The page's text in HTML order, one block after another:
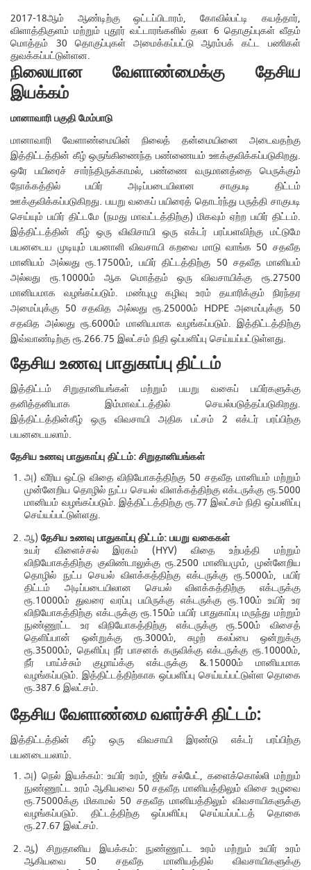
2017-18ஆம் ஆண்டிற்கு ஒட்டப்பிடாரம், கோவில்பட்டி கயத்தார்,
விளாத்திகுளம் மற்றும் புதூர் வட்டாரங்களில் தலா 6 தொகுப்புகள் வீதம்
மொத்தம் 30 தொகுப்புகள் அமைக்கப்பட்டு ஆரம்பக் கட்ட பணிகள்
துவக்கப்பட்டுள்ளன.
நிலையான வேளாண்மைக்கு தேசிய
இயக்கம்
மானாவாரி பகுதி மேம்பாடு
மானாவாரி வேளாண்மையின் நிலைத் தன்மையினை அடைவதற்கு
இத்திட்டத்தின் கீழ் ஒருங்கிணைந்த பண்ணையம் ஊக்குவிக்கப்படுகிறது.
ஒரே பயிரைச் சார்ந்திருக்காமல், பண்ணை வருமானத்தை பெருக்கும்
நோக்கத்தில் பயிர் அடிப்படையிலான சாகுபடி திட்டம்
ஊக்குவிக்கப்படுகிறது. பயறு வகைப் பயிரைத் தொடர்ந்து பருத்தி சாகுபடி
செய்யும் பயிர் திட்டமே (நமது மாவட்டத்திற்கு) மிகவும் ஏற்ற பயிர் திட்டம்.
இத்திட்டத்தின் கீழ் ஒரு விவிசாயி ஒரு எக்டர் பரப்பளவிற்கு மட்டுமே
பயனடைய முடியும் பயனாளி விவசாயி கறவை மாடு வாங்க 50 சதவீத
மானியம் அல்லது ரூ.17500ம், பயிர் திட்டத்திற்கு 50 சதவீத மானியம்
அல்லது ரூ.10000ம் ஆக மொத்தம் ஒரு விவசாயிக்கு ரூ.27500
மானியமாக வழங்கப்படும். மண்புழு கழிவு உரம் தயாரிக்கும் நிரந்தர
அமைப்புக்கு 50 சதவித அல்லது ரூ.25000ம் HDPE அமைப்புக்கு 50
சதவித அல்லது ரூ.6000ம் மானியமாக வழங்கப்படும். இத்திட்டத்திற்கு
இவ்வாண்டிற்கு ரூ.266.75 இலட்சம் நிதி ஒப்பளிப்பு செய்யப்பட்டுள்ளது.
தேசிய உணவு பாதுகாப்பு திட்டம்
இத்திட்டம் சிறுதானியங்கள் மற்றும் பயறு வகைப் பயிர்களுக்கு
தனித்தனியாக இம்மாவட்டத்தில் செயல்படுத்தப்படுகிறது.
இத்திட்டத்தின்கீழ் ஒரு விவசாயி அதிக பட்சம் 2 எக்டர் பரப்பிற்கு
பயனடையலாம்.
தேசிய உணவு பாதுகாப்பு திட்டம்: சிறுதானியங்கள்
அ) வீரிய ஒட்டு விதை விநியோகத்திற்கு 50 சதவீத மானியம் மற்றும்
முன்னேறிய தொழில் நுட்ப செயல் விளக்கத்திற்கு எக்டருக்கு ரூ.5000
மானியம் வழங்கப்படும். இத்திட்டத்திற்கு ரூ.77 இலட்சம் நிதி ஒப்பளிப்பு
செய்யப்பட்டுள்ளது.
ஆ) தேசிய உணவு பாதுகாப்பு திட்டம்: பயறு வகைகள்
உயர் விளைச்சல் இரகம் (HYV) விதை உற்பத்தி மற்றும்
விநியோகத்திற்கு குவிண்டாலுக்கு ரூ.2500 மானியமும், முன்னேறிய
தொழில் நுட்ப செயல் விளக்கத்திற்கு எக்டருக்கு ரூ.5000ம், பயிர்
திட்டம் அடிப்படையிலான செயல் விளக்கத்திற்கு எக்டருக்கு
ரூ.10000ம் துவரை வரப்பு பயிருக்கு எக்டருக்கு ரூ.100ம் உயிர் உர
விநியோகத்திற்கு எக்டருக்கு ரூ.150ம் பயிர் பாதுகாப்பு மருந்து மற்றும்
நுண்ணூட்ட உர விநியோகத்திற்கு எக்டருக்கு ரூ.500ம் விசைத்
தெளிப்பான் ஒன்றுக்கு ரூ.3000ம், சுழற் கலப்பை ஒன்றுக்கு
ரூ.35000ம், தெளிப்பு நீர் பாசனக் கருவிக்கு எக்டருக்கு ரூ.10000ம்,
நீர் பாய்ச்சும் குழாய்க்கு எக்டருக்கு &.15000ம் மானியமாக
வழங்கப்படும். இத்திட்டத்திற்காக ஒப்பளிப்பு செய்யப்பட்டுள்ள தொகை
ரூ.387.6 இலட்சம்.
தேசிய வேளாண்மை வளர்ச்சி திட்டம்:
இத்திட்டத்தின் கீழ் ஒரு விவசாயி இரண்டு எக்டர் பரப்பிற்கு
பயனடையலாம்.
அ) நெல் இயக்கம்: உயிர் உரம், ஜிங் சல்பேட், களைக்கொல்லி மற்றும்
நுண்ணூட்ட உரம் ஆகியவை 50 சதவீத மானியத்திலும் விசை உழுவை
ரூ.75000க்கு மிகாமல் 50 சதவீத மானியத்திலும் விவசாயிகளுக்கு
வழங்கப்படும். திட்டத்திற்கு ஒப்பளிப்பு செய்யப்பட்டத் தொகை
ரூ.27.67 இலட்சம்.
ஆ) சிறுதானிய இயக்கம்: நுண்ணூட்ட உரம் மற்றும் உயிர் உரம்
ஆகியவை 50 சதவீத மானியத்தில் விவசாயிகளுக்கு